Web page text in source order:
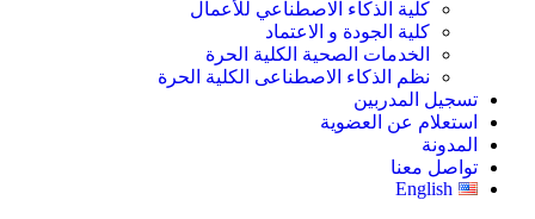
كلية الذكاء الاصطناعي للأعمال
كلية الجودة و الاعتماد
الخدمات الصحية الكلية الحرة
نظم الذكاء الاصطناعى الكلية الحرة
تسجيل المدربين
استعلام عن العضوية
المدونة
تواصل معنا
English